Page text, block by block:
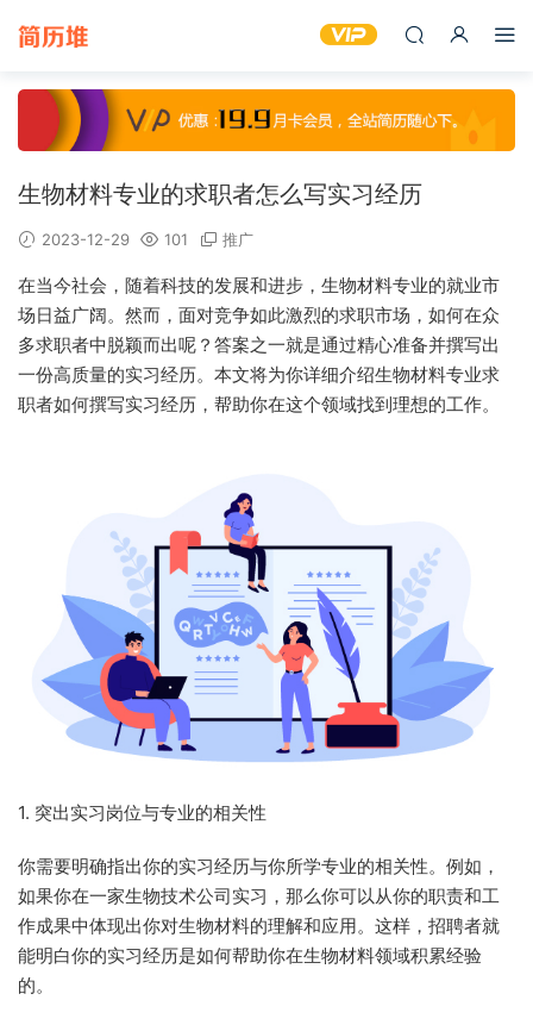
生物材料专业的求职者怎么写实习经历
2023-12-29 101 推广
在当今社会，随着科技的发展和进步，生物材料专业的就业市
场日益广阔。然而，面对竞争如此激烈的求职市场，如何在众
多求职者中脱颖而出呢？答案之一就是通过精心准备并撰写出
一份高质量的实习经历。本文将为你详细介绍生物材料专业求
职者如何撰写实习经历，帮助你在这个领域找到理想的工作。
1. 突出实习岗位与专业的相关性
你需要明确指出你的实习经历与你所学专业的相关性。例如，
如果你在一家生物技术公司实习，那么你可以从你的职责和工
作成果中体现出你对生物材料的理解和应用。这样，招聘者就
能明白你的实习经历是如何帮助你在生物材料领域积累经验
的。